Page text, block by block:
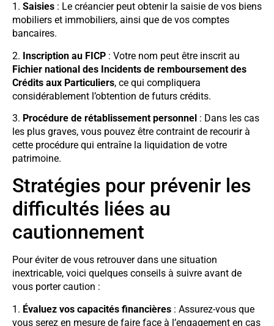
1. Saisies : Le créancier peut obtenir la saisie de vos biens
mobiliers et immobiliers, ainsi que de vos comptes
bancaires.
2. Inscription au FICP : Votre nom peut être inscrit au
Fichier national des Incidents de remboursement des
Crédits aux Particuliers, ce qui compliquera
considérablement l’obtention de futurs crédits.
3. Procédure de rétablissement personnel : Dans les cas
les plus graves, vous pouvez être contraint de recourir à
cette procédure qui entraîne la liquidation de votre
patrimoine.
Stratégies pour prévenir les
difficultés liées au
cautionnement
Pour éviter de vous retrouver dans une situation
inextricable, voici quelques conseils à suivre avant de
vous porter caution :
1. Évaluez vos capacités financières : Assurez-vous que
vous serez en mesure de faire face à l’engagement en cas